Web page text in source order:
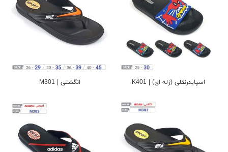
اسپایدرنقلی (ژله ای) | K401 انگشتی | M301